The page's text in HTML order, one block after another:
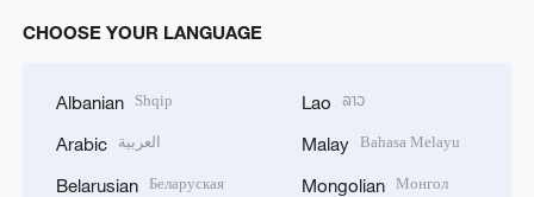
CHOOSE YOUR LANGUAGE
Albanian Shqip
Arabic العربية
Belarusian Беларуская
Lao ລາວ
Malay Bahasa Melayu
Mongolian Монгол